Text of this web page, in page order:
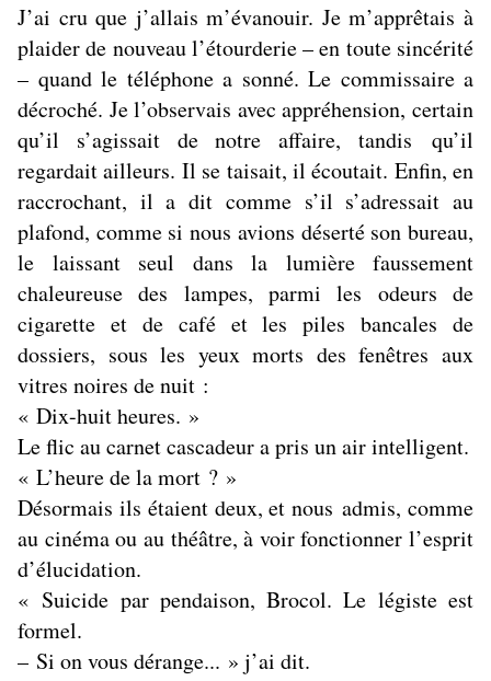
J’ai cru que j’allais m’évanouir. Je m’apprêtais à
plaider de nouveau l’étourderie – en toute sincérité
– quand le téléphone a sonné. Le commissaire a
décroché. Je l’observais avec appréhension, certain
qu’il s’agissait de notre affaire, tandis qu’il
regardait ailleurs. Il se taisait, il écoutait. Enfin, en
raccrochant, il a dit comme s’il s’adressait au
plafond, comme si nous avions déserté son bureau,
le laissant seul dans la lumière faussement
chaleureuse des lampes, parmi les odeurs de
cigarette et de café et les piles bancales de
dossiers, sous les yeux morts des fenêtres aux
vitres noires de nuit :
« Dix-huit heures. »
Le flic au carnet cascadeur a pris un air intelligent.
« L’heure de la mort ? »
Désormais ils étaient deux, et nous admis, comme
au cinéma ou au théâtre, à voir fonctionner l’esprit
d’élucidation.
« Suicide par pendaison, Brocol. Le légiste est
formel.
– Si on vous dérange... » j’ai dit.